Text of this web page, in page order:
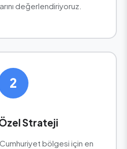
değerlendiriyoruz.
2
Strateji
bölgesi için en